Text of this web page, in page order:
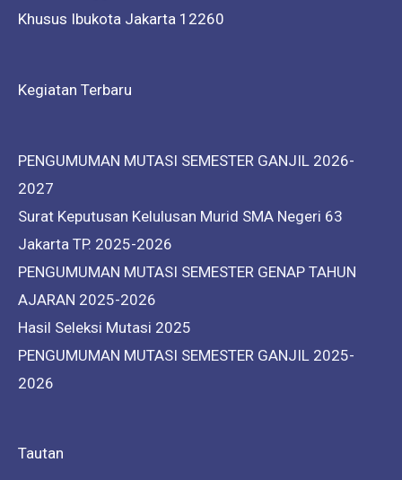
Khusus Ibukota Jakarta 12260
Kegiatan Terbaru
PENGUMUMAN MUTASI SEMESTER GANJIL 2026-
2027
Surat Keputusan Kelulusan Murid SMA Negeri 63
Jakarta TP. 2025-2026
PENGUMUMAN MUTASI SEMESTER GENAP TAHUN
AJARAN 2025-2026
Hasil Seleksi Mutasi 2025
PENGUMUMAN MUTASI SEMESTER GANJIL 2025-
2026
Tautan